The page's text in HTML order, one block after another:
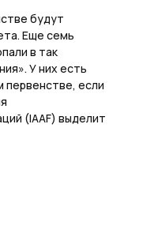
будут
Еще семь
в так
У них есть
первенстве, если
(IAAF) выделит